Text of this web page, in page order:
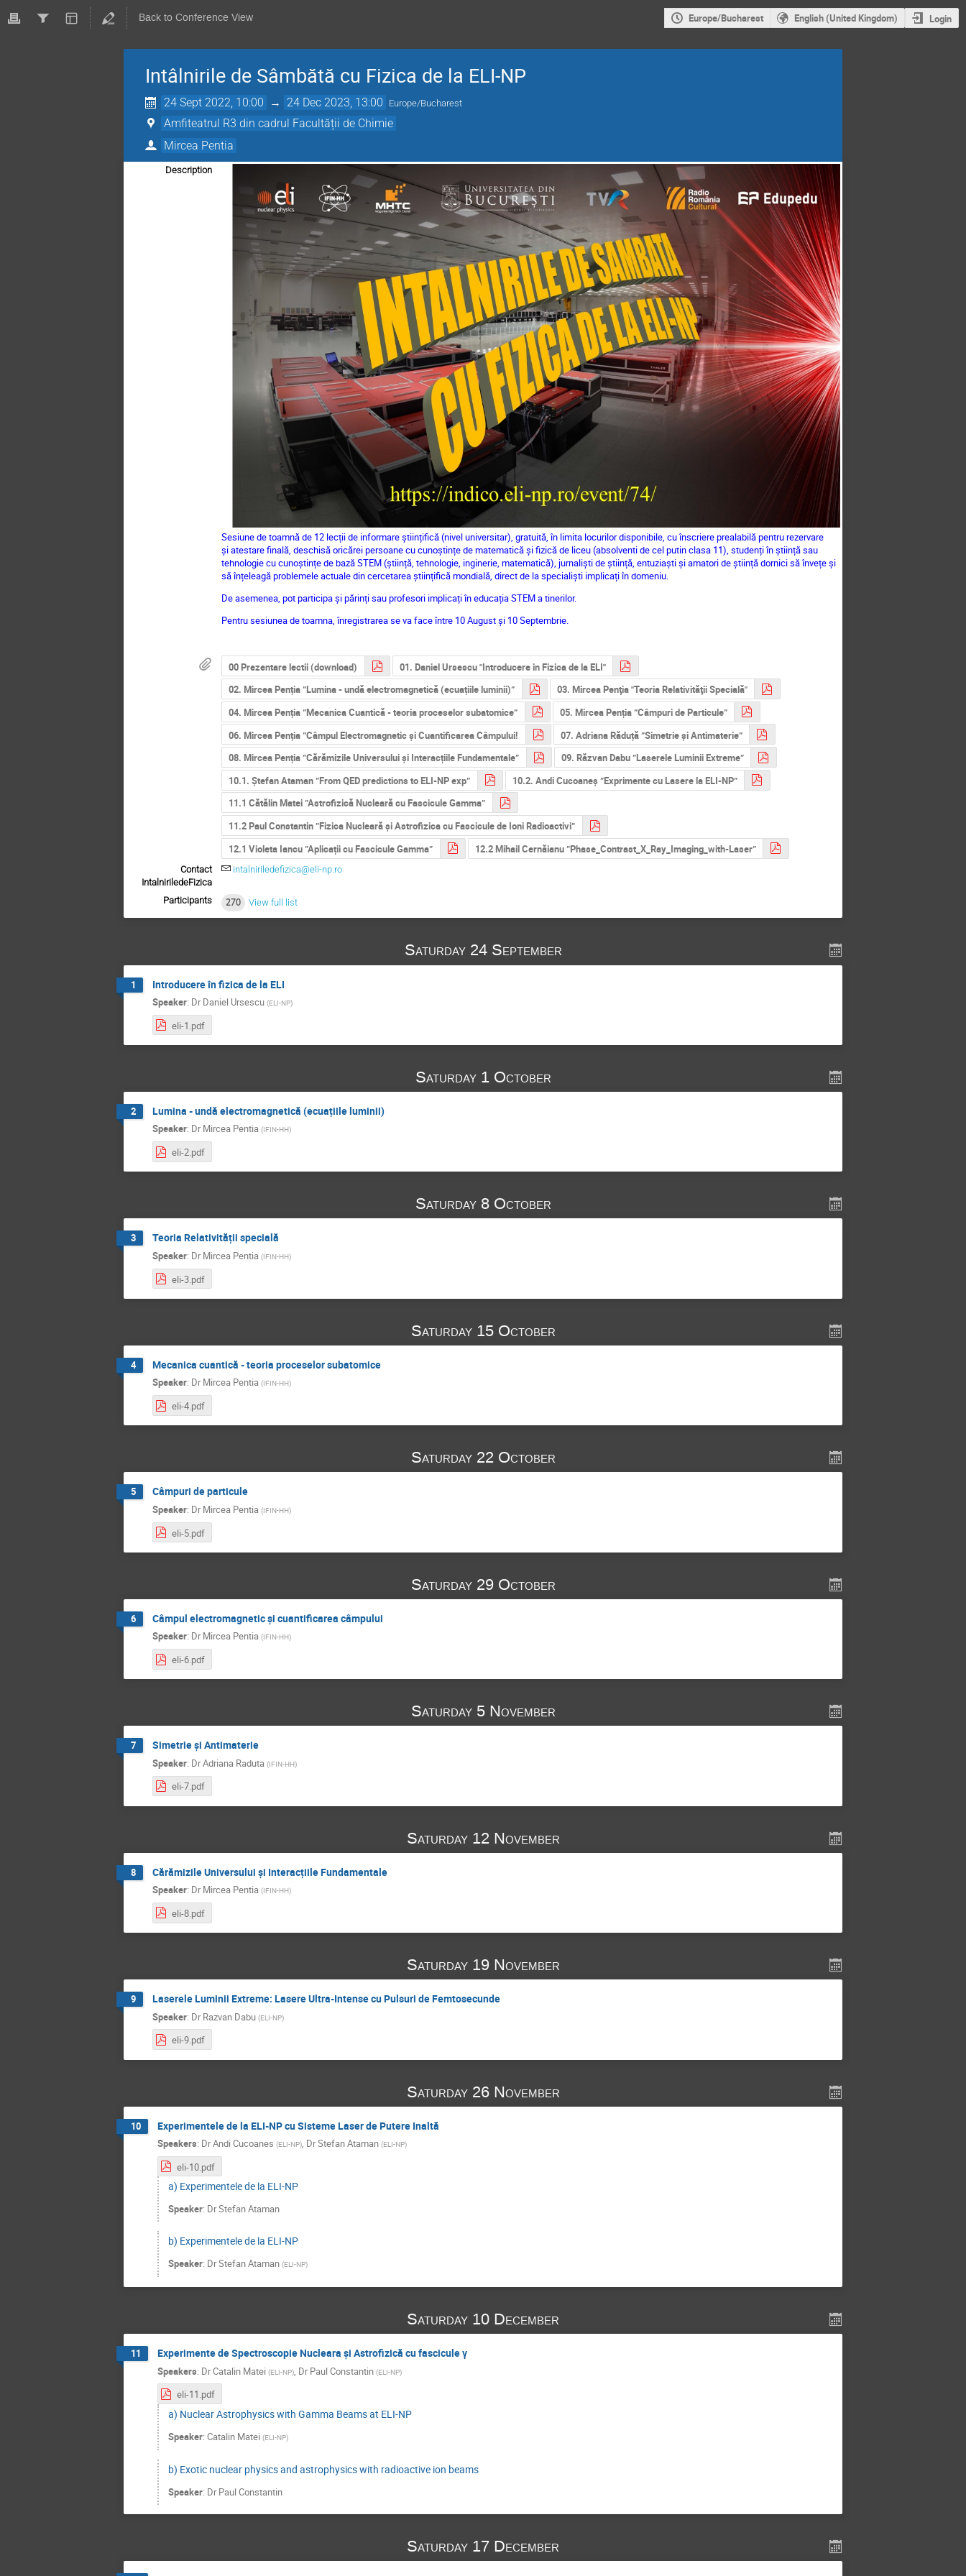
Back to Conference View Europe/Bucharest English (United Kingdom) Login
Intâlnirile de Sâmbătă cu Fizica de la ELI-NP
24 Sept 2022, 10:00 → 24 Dec 2023, 13:00 Europe/Bucharest
Amfiteatrul R3 din cadrul Facultății de Chimie
Mircea Pentia
Description
Sesiune de toamnă de 12 lecții de informare științifică (nivel universitar), gratuită, în limita locurilor disponibile, cu înscriere prealabilă pentru rezervare
și atestare finală, deschisă oricărei persoane cu cunoștințe de matematică și fizică de liceu (absolventi de cel putin clasa 11), studenți în știință sau
tehnologie cu cunoștințe de bază STEM (știință, tehnologie, inginerie, matematică), jurnaliști de știință, entuziaști și amatori de știință dornici să învețe și
să înțeleagă problemele actuale din cercetarea științifică mondială, direct de la specialiști implicați în domeniu.
De asemenea, pot participa și părinți sau profesori implicați în educația STEM a tinerilor.
Pentru sesiunea de toamna, înregistrarea se va face între 10 August și 10 Septembrie.
00 Prezentare lectii (download)
01. Daniel Ursescu "Introducere in Fizica de la ELI"
02. Mircea Penția ”Lumina - undă electromagnetică (ecuațiile luminii)”
03. Mircea Penţia "Teoria Relativităţii Specială"
04. Mircea Penția ”Mecanica Cuantică - teoria proceselor subatomice”
05. Mircea Penția ”Câmpuri de Particule”
06. Mircea Penția ”Câmpul Electromagnetic și Cuantificarea Câmpului!
07. Adriana Răduță ”Simetrie și Antimaterie”
08. Mircea Penția ”Cărămizile Universului și Interacțiile Fundamentale”
09. Răzvan Dabu ”Laserele Luminii Extreme”
10.1. Ștefan Ataman ”From QED predictions to ELI-NP exp”
10.2. Andi Cucoaneș ”Exprimente cu Lasere la ELI-NP”
11.1 Cătălin Matei ”Astrofizică Nucleară cu Fascicule Gamma”
11.2 Paul Constantin ”Fizica Nucleară și Astrofizica cu Fascicule de Ioni Radioactivi”
12.1 Violeta Iancu ”Aplicații cu Fascicule Gamma”
12.2 Mihail Cernăianu ”Phase_Contrast_X_Ray_Imaging_with-Laser”
Contact
IntalniriledeFizica
intalniriledefizica@eli-np.ro
Participants 270 View full list
Saturday 24 September
1 Introducere în fizica de la ELI
Speaker: Dr Daniel Ursescu (ELI-NP)
eli-1.pdf
Saturday 1 October
2 Lumina - undă electromagnetică (ecuațiile luminii)
Speaker: Dr Mircea Pentia (IFIN-HH)
eli-2.pdf
Saturday 8 October
3 Teoria Relativității specială
Speaker: Dr Mircea Pentia (IFIN-HH)
eli-3.pdf
Saturday 15 October
4 Mecanica cuantică - teoria proceselor subatomice
Speaker: Dr Mircea Pentia (IFIN-HH)
eli-4.pdf
Saturday 22 October
5 Câmpuri de particule
Speaker: Dr Mircea Pentia (IFIN-HH)
eli-5.pdf
Saturday 29 October
6 Câmpul electromagnetic și cuantificarea câmpului
Speaker: Dr Mircea Pentia (IFIN-HH)
eli-6.pdf
Saturday 5 November
7 Simetrie și Antimaterie
Speaker: DrAdriana Raduta (IFIN-HH)
eli-7.pdf
Saturday 12 November
8 Cărămizile Universului și Interacțiile Fundamentale
Speaker: Dr Mircea Pentia (IFIN-HH)
eli-8.pdf
Saturday 19 November
9 Laserele Luminii Extreme: Lasere Ultra-Intense cu Pulsuri de Femtosecunde
Speaker: Dr Razvan Dabu (ELI-NP)
eli-9.pdf
Saturday 26 November
10 Experimentele de la ELI-NP cu Sisteme Laser de Putere Inaltă
Speakers: DrAndi Cucoanes (ELI-NP), DrStefan Ataman (ELI-NP)
eli-10.pdf
a) Experimentele de la ELI-NP
Speaker: DrStefan Ataman
b) Experimentele de la ELI-NP
Speaker: DrStefan Ataman (ELI-NP)
Saturday 10 December
11 Experimente de Spectroscopie Nucleara și Astrofizică cu fascicule γ
Speakers: DrCatalin Matei (ELI-NP) Dr Paul Constantin (ELI-NP)
eli-11.pdf
a) Nuclear Astrophysics with Gamma Beams at ELI-NP
Speaker: Catalin Matei (ELI-NP)
b) Exotic nuclear physics and astrophysics with radioactive ion beams
Speaker: Dr Paul Constantin
Saturday 17 December